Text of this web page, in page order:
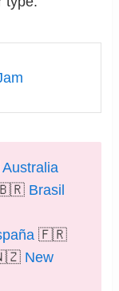
Australia
Brasil
🇫🇷
New